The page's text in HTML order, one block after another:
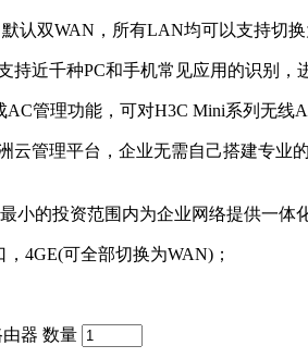
认双WAN，所有LAN均可以支持切
持近千种PC和手机常见应用的识别
AC管理功能，可对H3C Mini系列无
云管理平台，企业无需自己搭建专业
小的投资范围内为企业网络提供一
4GE(可全部切换为WAN)；
由器 数量